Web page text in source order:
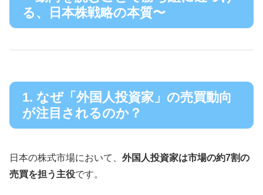
る、日本株戦略の本質〜
1. なぜ「外国人投資家」の売買動向
が注目されるのか？
日本の株式市場において、 外国人投資家は市場の約7割の
売買を担う主役です。